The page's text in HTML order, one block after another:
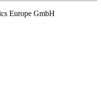
Europe GmbH